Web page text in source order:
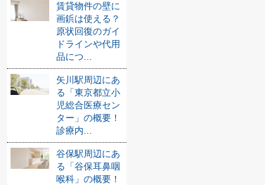
賃貸物件の壁に
画鋲は使える？
原状回復のガイ
ドラインや代用
品につ...
矢川駅周辺にあ
る「東京都立小
児総合医療セン
ター」の概要！
診療内...
谷保駅周辺にあ
る「谷保耳鼻咽
喉科」の概要！